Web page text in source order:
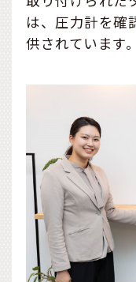
は、圧力計を確
供されています。